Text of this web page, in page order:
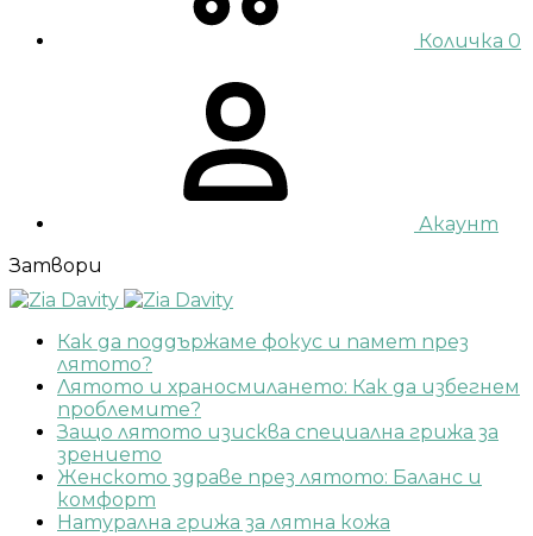
Количка 0
Акаунт
Затвори
Как да поддържаме фокус и памет през
лятото?
Лятото и храносмилането: Как да избегнем
проблемите?
Защо лятото изисква специална грижа за
зрението
Женското здраве през лятото: Баланс и
комфорт
Натурална грижа за лятна кожа